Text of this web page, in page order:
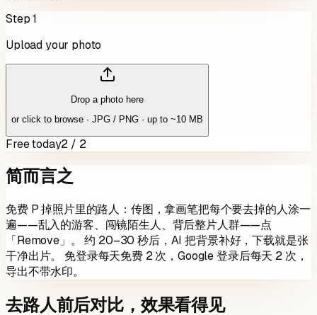
Step 1
Upload your photo
Drop a photo here
or click to browse · JPG / PNG · up to ~10 MB
Free today2 / 2
简而言之
免费 P 掉照片里的路人：传图，拿画笔把每个要去掉的人涂一
遍——乱入的游客、闯镜陌生人、背后整片人群——点
「Remove」。 约 20–30 秒后，AI 把背景补好，下载就是张
干净出片。 免登录每天免费 2次，Google 登录后每天 2次，
导出不带水印。
去路人前后对比，效果看得见